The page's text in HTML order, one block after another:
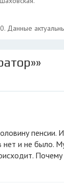
Данные
и не было.